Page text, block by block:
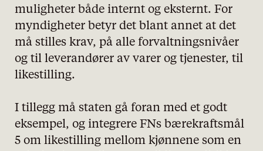
Nødvendige
Statistiske
Markedsføring
muligheter både internt og eksternt. For
myndigheter betyr det blant annet at det
må stilles krav, på alle forvaltningsnivåer
og til leverandører av varer og tjenester, til
likestilling.
I tillegg må staten gå foran med et godt
eksempel, og integrere FNs bærekraftsmål
5 om likestilling mellom kjønnene som en